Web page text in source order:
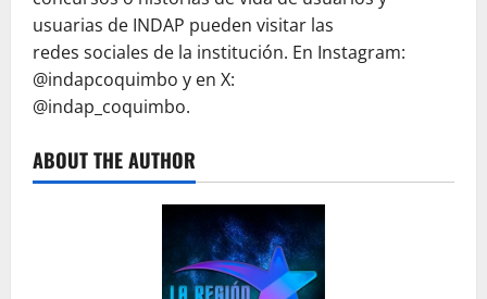
usuarias de INDAP pueden visitar las
redes sociales de la institución. En Instagram:
@indapcoquimbo y en X:
@indap_coquimbo.
ABOUT THE AUTHOR